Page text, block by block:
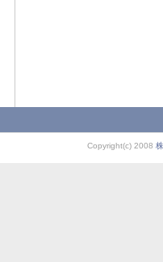
Copyright(c) 2008